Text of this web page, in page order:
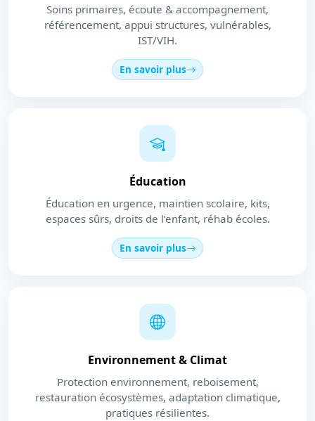
Soins primaires, écoute & accompagnement,
référencement, appui structures, vulnérables,
IST/VIH.
En savoir plus
Éducation
Éducation en urgence, maintien scolaire, kits,
espaces sûrs, droits de l’enfant, réhab écoles.
En savoir plus
Environnement & Climat
Protection environnement, reboisement,
restauration écosystèmes, adaptation climatique,
pratiques résilientes.